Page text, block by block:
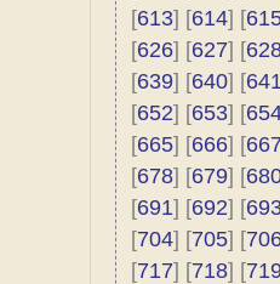
[613] [614] [
[626] [627] [
[639] [640] [
[652] [653] [
[665] [666] [
[678] [679] [
[691] [692] [
[704] [705] [
[717] [718] [